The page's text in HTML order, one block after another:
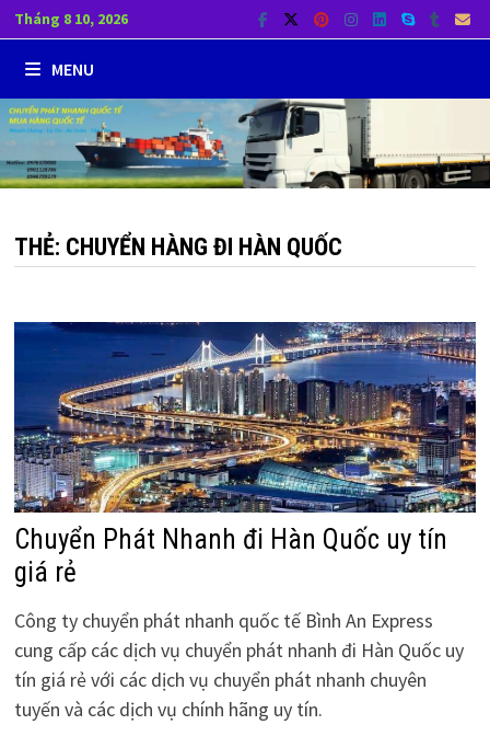
Skip
to
content
Tháng 8 10, 2026
MENU
THẺ: CHUYỂN HÀNG ĐI HÀN QUỐC
Chuyển Phát Nhanh đi Hàn Quốc uy tín
giá rẻ
Công ty chuyển phát nhanh quốc tế Bình An Express
cung cấp các dịch vụ chuyển phát nhanh đi Hàn Quốc uy
tín giá rẻ với các dịch vụ chuyển phát nhanh chuyên
tuyến và các dịch vụ chính hãng uy tín.